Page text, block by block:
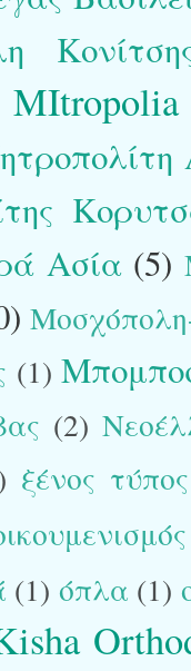
Ασία (5)
(1)
(2)
ξένος τύπος
(1) όπλα (1)